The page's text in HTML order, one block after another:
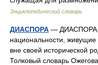
Энциклопедический словарь
ДИАСПОРА — ДИАСПОРА,
национальности, живущие
вне своей исторической
Толковый словарь